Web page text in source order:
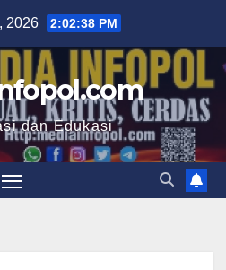
2026 2:02:39 PM
dan Edukasi